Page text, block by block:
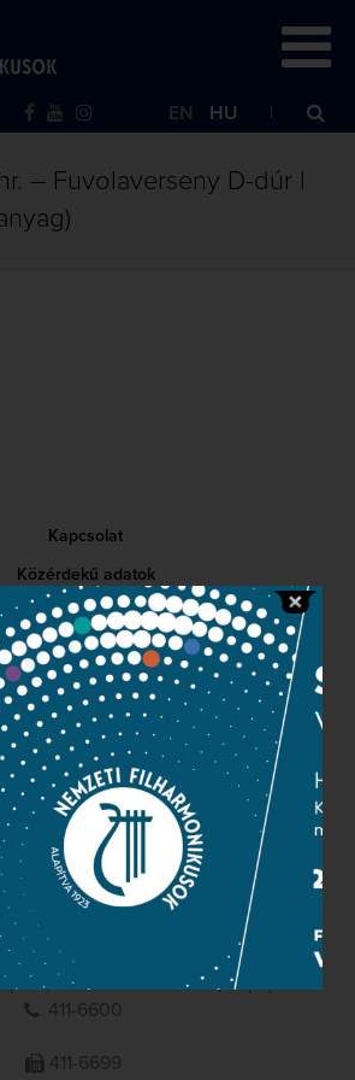
EN HU
– Fuvolaverseny D-dúr |
Kapcsolat
Közérdekű adatok
Sajtószoba
Adatvédelem
Impresszum
NEMZETI
Komor Marcell u. 1. (Müpa)
411-6600
411-6699